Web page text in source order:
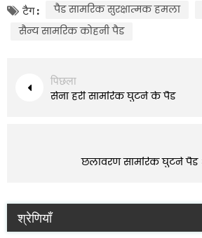
टैग : पैड सामरिक सुरक्षात्मक हमला
सैन्य सामरिक कोहनी पैड
पिछला
सेना हरी सामरिक घुटने के पैड
छलावरण सामरिक घुटने पैड
श्रेणियाँ